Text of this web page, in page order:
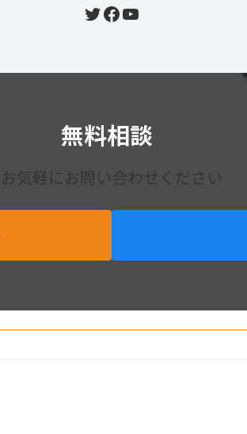
Twitter
Facebook
YouTube
無料相談
お気軽にお問い合わせください